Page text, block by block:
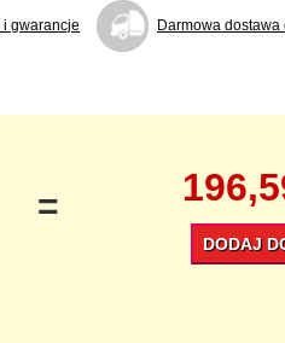
i gwarancje Darmowa dostawa
=
DODAJ